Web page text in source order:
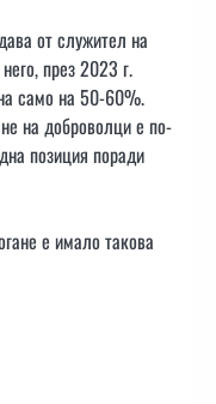
от служител на
през 2023 г.
само на 50-60%.
на доброволци е по-
позиция поради
е имало такова